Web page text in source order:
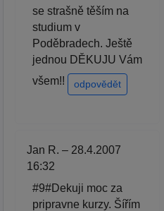
se strašně těším na
studium v
Poděbradech. Ještě
jednou DĚKUJU Vám
všem!!
odpovědět
Jan R. – 28.4.2007
16:32
#9#Dekuji moc za
pripravne kurzy. Šířím